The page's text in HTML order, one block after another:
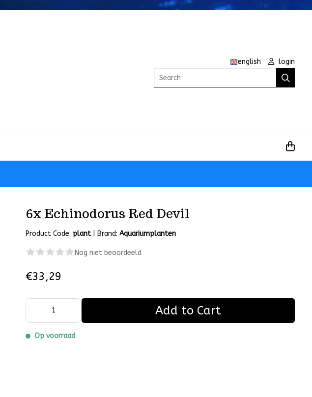
english
login
Search
6x Echinodorus Red Devil
Product Code: plant Brand:Aquariumplanten
Nog niet beoordeeld
€33,29
Add to Cart
Op voorraad